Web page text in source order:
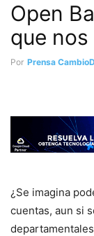
Open
que
Por Prensa
¿Se imagina
cuentas, aun si